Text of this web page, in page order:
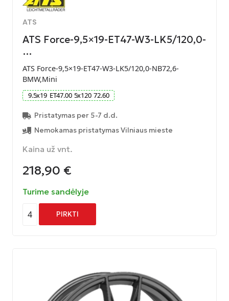
ATS
ATS Force-9,5×19-ET47-W3-LK5/120,0-
…
ATS Force-9,5×19-ET47-W3-LK5/120,0-NB72,6-
BMW,Mini
9.5x19 ET47.00 5x120 72.60
Pristatymas per 5-7 d.d.
Nemokamas pristatymas Vilniaus mieste
Kaina už vnt.
218,90 €
Turime sandėlyje
4 PIRKTI